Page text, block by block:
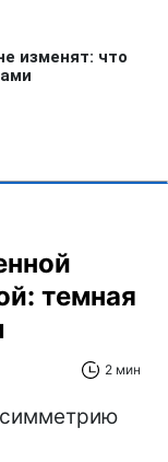
темная
2 мин